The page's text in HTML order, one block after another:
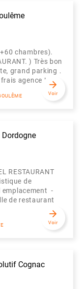
chambres).
) Très bon
grand parking .
agence I...arrow_forward
Voir
RESTAURANT
de
emplacement -
de restaurant
arrow_forward
Voir
Cognac